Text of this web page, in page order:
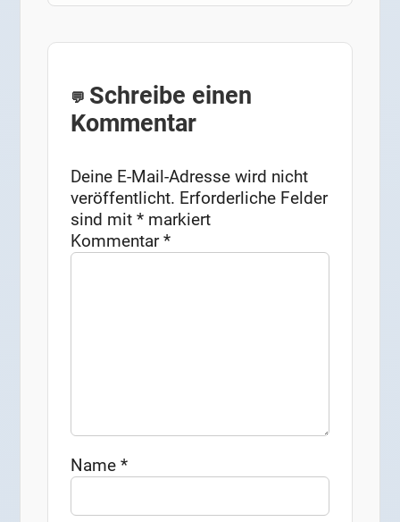
Schreibe einen
Kommentar
Deine E-Mail-Adresse wird nicht
veröffentlicht. Erforderliche Felder
sind mit* markiert
Kommentar*
Name*